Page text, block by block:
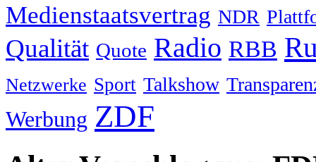
Medienstaatsvertrag NDR
Qualität Quote Radio RBB
Netzwerke Sport Talkshow
Werbung ZDF